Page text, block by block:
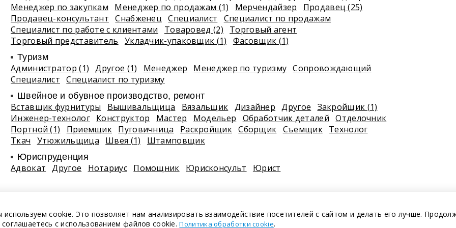
Менеджер по закупкам
Менеджер по продажам (1) Мерчендайзер
Продавец (25)
Продавец-консультант
Снабженец Специалист
Специалист по продажам
Специалист по работе с клиентами
Товаровед (2)
Торговый агент
Торговый представитель
Укладчик-упаковщик (1) Фасовщик (1)
Туризм
Администратор (1) Другое (1) Менеджер Менеджер по туризму Сопровождающий
Специалист
Специалист по туризму
Швейное и обувное производство, ремонт
Вставщик фурнитуры Вышивальщица Вязальщик Дизайнер Другое
Закройщик (1)
Инженер-технолог Конструктор Мастер Модельер Обработчик деталей
Отделочник
Портной (1)
Приемщик Пуговичница Раскройщик Сборщик Съемщик Технолог
Ткач
Утюжильщица Швея (1) Штамповщик
Юриспруденция
Адвокат Другое Нотариус Помощник Юрисконсульт Юрист
cookie. Это позволяет нам анализировать взаимодействие посетителей с сайтом и делать его лучше.
с использованием файлов cookie.Политика обработки cookie.